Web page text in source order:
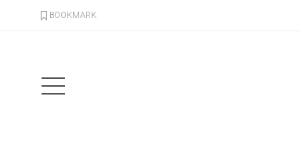
BOOKMARK